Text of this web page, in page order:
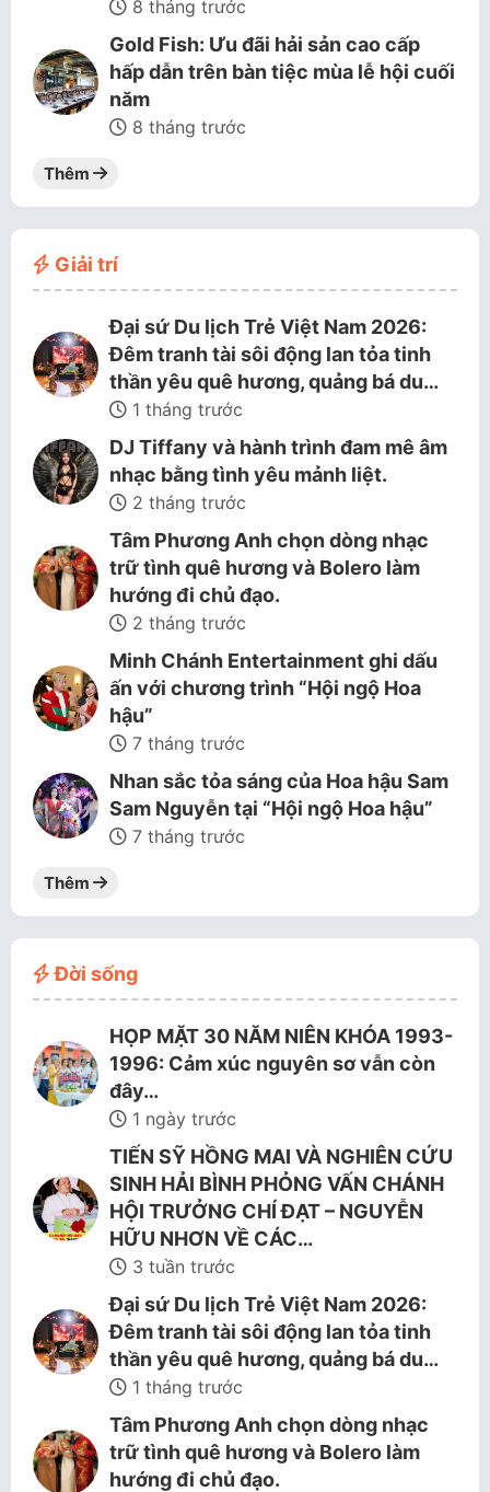
8 tháng trước
Gold Fish: Ưu đãi hải sản cao cấp
hấp dẫn trên bàn tiệc mùa lễ hội cuối
năm
8 tháng trước
Thêm
Giải trí
Đại sứ Du lịch Trẻ Việt Nam 2026:
Đêm tranh tài sôi động lan tỏa tinh
thần yêu quê hương, quảng bá du…
1 tháng trước
DJ Tiffany và hành trình đam mê âm
nhạc bằng tình yêu mảnh liệt.
2 tháng trước
Tâm Phương Anh chọn dòng nhạc
trữ tình quê hương và Bolero làm
hướng đi chủ đạo.
2 tháng trước
Minh Chánh Entertainment ghi dấu
ấn với chương trình “Hội ngộ Hoa
hậu”
7 tháng trước
Nhan sắc tỏa sáng của Hoa hậu Sam
Sam Nguyễn tại “Hội ngộ Hoa hậu”
7 tháng trước
Thêm
Đời sống
HỌP MẶT 30 NĂM NIÊN KHÓA 1993-
1996: Cảm xúc nguyên sơ vẫn còn
đây…
1 ngày trước
TIẾN SỸ HỒNG MAI VÀ NGHIÊN CỨU
SINH HẢI BÌNH PHỎNG VẤN CHÁNH
HỘI TRƯỞNG CHÍ ĐẠT – NGUYỄN
HỮU NHƠN VỀ CÁC…
3 tuần trước
Đại sứ Du lịch Trẻ Việt Nam 2026:
Đêm tranh tài sôi động lan tỏa tinh
thần yêu quê hương, quảng bá du…
1 tháng trước
Tâm Phương Anh chọn dòng nhạc
trữ tình quê hương và Bolero làm
hướng đi chủ đạo.